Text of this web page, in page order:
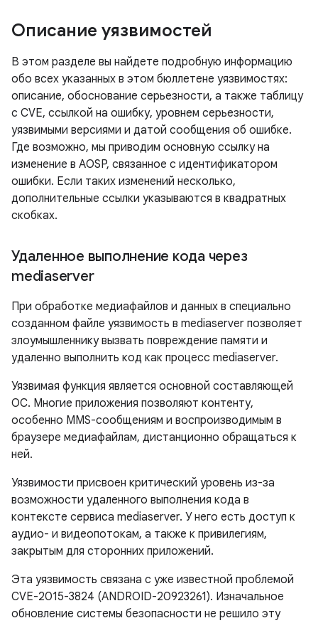
Описание уязвимостей
В этом разделе вы найдете подробную информацию
обо всех указанных в этом бюллетене уязвимостях:
описание, обоснование серьезности, а также таблицу
с CVE, ссылкой на ошибку, уровнем серьезности,
уязвимыми версиями и датой сообщения об ошибке.
Где возможно, мы приводим основную ссылку на
изменение в AOSP, связанное с идентификатором
ошибки. Если таких изменений несколько,
дополнительные ссылки указываются в квадратных
скобках.
Удаленное выполнение кода через
mediaserver
При обработке медиафайлов и данных в специально
созданном файле уязвимость в mediaserver позволяет
злоумышленнику вызвать повреждение памяти и
удаленно выполнить код как процесс mediaserver.
Уязвимая функция является основной составляющей
ОС. Многие приложения позволяют контенту,
особенно MMS-сообщениям и воспроизводимым в
браузере медиафайлам, дистанционно обращаться к
ней.
Уязвимости присвоен критический уровень из-за
возможности удаленного выполнения кода в
контексте сервиса mediaserver. У него есть доступ к
аудио- и видеопотокам, а также к привилегиям,
закрытым для сторонних приложений.
Эта уязвимость связана с уже известной проблемой
CVE-2015-3824 (ANDROID-20923261). Изначальное
обновление системы безопасности не решило эту